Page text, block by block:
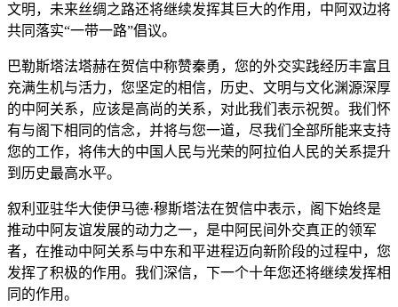
文明，未来丝绸之路还将继续发挥其巨大的作用，中阿双边将
共同落实“一带一路”倡议。
巴勒斯塔法塔赫在贺信中称赞秦勇，您的外交实践经历丰富且
充满生机与活力，您坚定的相信，历史、文明与文化渊源深厚
的中阿关系，应该是高尚的关系，对此我们表示祝贺。我们怀
有与阁下相同的信念，并将与您一道，尽我们全部所能来支持
您的工作，将伟大的中国人民与光荣的阿拉伯人民的关系提升
到历史最高水平。
叙利亚驻华大使伊马德·穆斯塔法在贺信中表示，阁下始终是
推动中阿友谊发展的动力之一，是中阿民间外交真正的领军
者，在推动中阿关系与中东和平进程迈向新阶段的过程中，您
发挥了积极的作用。我们深信，下一个十年您还将继续发挥相
同的作用。